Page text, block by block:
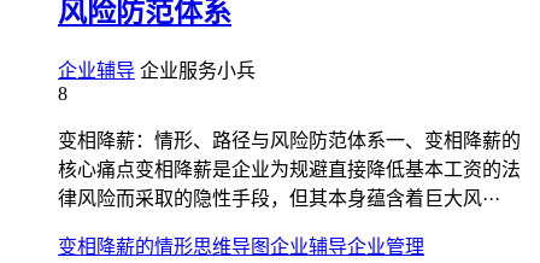
风险防范体系
企业辅导 企业服务小兵
8
变相降薪：情形、路径与风险防范体系一、变相降薪的
核心痛点变相降薪是企业为规避直接降低基本工资的法
律风险而采取的隐性手段，但其本身蕴含着巨大风···
变相降薪的情形思维导图企业辅导企业管理